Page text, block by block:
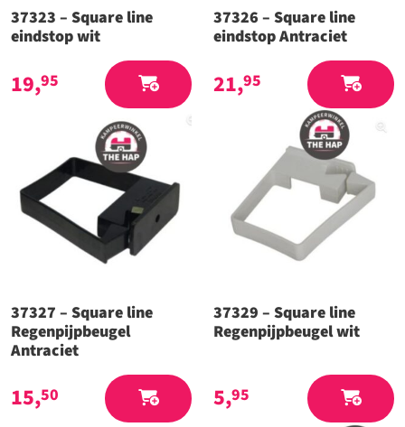
37323 – Square line
eindstop wit
19,95
37326 – Square line
eindstop Antraciet
21,95
37327 – Square line
Regenpijpbeugel
Antraciet
15,50
37329 – Square line
Regenpijpbeugel wit
5,95